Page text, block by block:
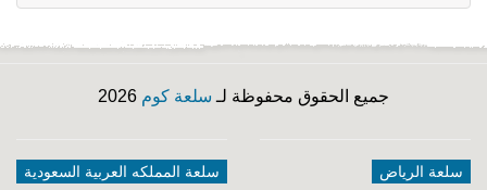
جميع الحقوق محفوظة لـ سلعة كوم
سلعة الرياض سلعة المملكه العربية السعودية